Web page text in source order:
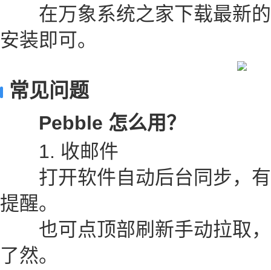
在万象系统之家下载最新的
安装即可。
常见问题
Pebble 怎么用？
1. 收邮件
打开软件自动后台同步，有
提醒。
也可点顶部刷新手动拉取，
了然。